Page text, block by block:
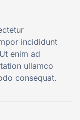
incididunt
enim ad
ullamco
consequat.